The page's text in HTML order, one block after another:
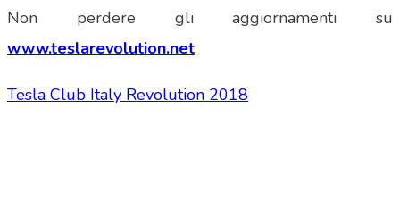
Non perdere gli aggiornamenti su
www.teslarevolution.net
Tesla Club Italy Revolution 2018